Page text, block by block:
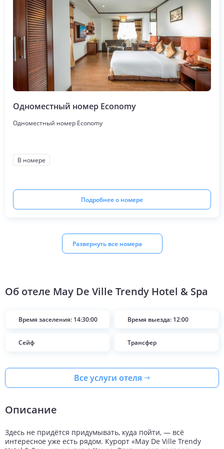
Одноместный номер Economy
Одноместный номер Economy
В номере
Подробнее о номере
Развернуть все номера
Об отеле May De Ville Trendy Hotel & Spa
Время заселения: 14:30:00 Время выезда: 12:00
Сейф Трансфер
Все услуги отеля
Описание
Здесь не придётся придумывать, куда пойти, — всё
интересное уже есть рядом. Курорт «May De Ville Trendy